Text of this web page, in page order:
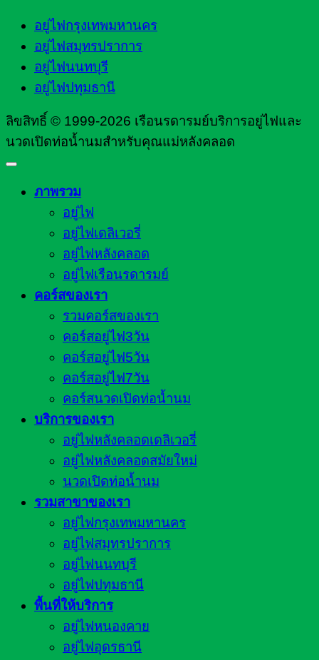
อยู่ไฟกรุงเทพมหานคร
อยู่ไฟสมุทรปราการ
อยู่ไฟนนทบุรี
อยู่ไฟปทุมธานี
ลิขสิทธิ์ © 1999-2026 เรือนรดารมย์บริการอยู่ไฟและ
นวดเปิดท่อน้ำนมสำหรับคุณแม่หลังคลอด
ภาพรวม
อยู่ไฟ
อยู่ไฟเดลิเวอรี่
อยู่ไฟหลังคลอด
อยู่ไฟเรือนรดารมย์
คอร์สของเรา
รวมคอร์สของเรา
คอร์สอยู่ไฟ3วัน
คอร์สอยู่ไฟ5วัน
คอร์สอยู่ไฟ7วัน
คอร์สนวดเปิดท่อน้ำนม
บริการของเรา
อยู่ไฟหลังคลอดเดลิเวอรี่
อยู่ไฟหลังคลอดสมัยใหม่
นวดเปิดท่อน้ำนม
รวมสาขาของเรา
อยู่ไฟกรุงเทพมหานคร
อยู่ไฟสมุทรปราการ
อยู่ไฟนนทบุรี
อยู่ไฟปทุมธานี
พื้นที่ให้บริการ
อยู่ไฟหนองคาย
อยู่ไฟอุดรธานี